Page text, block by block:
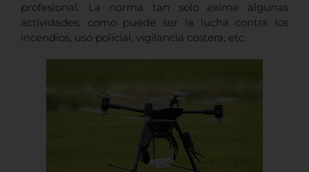
profesional. La norma tan solo exime algunas
actividades, como puede ser la lucha contra los
incendios, uso policial, vigilancia costera, etc.